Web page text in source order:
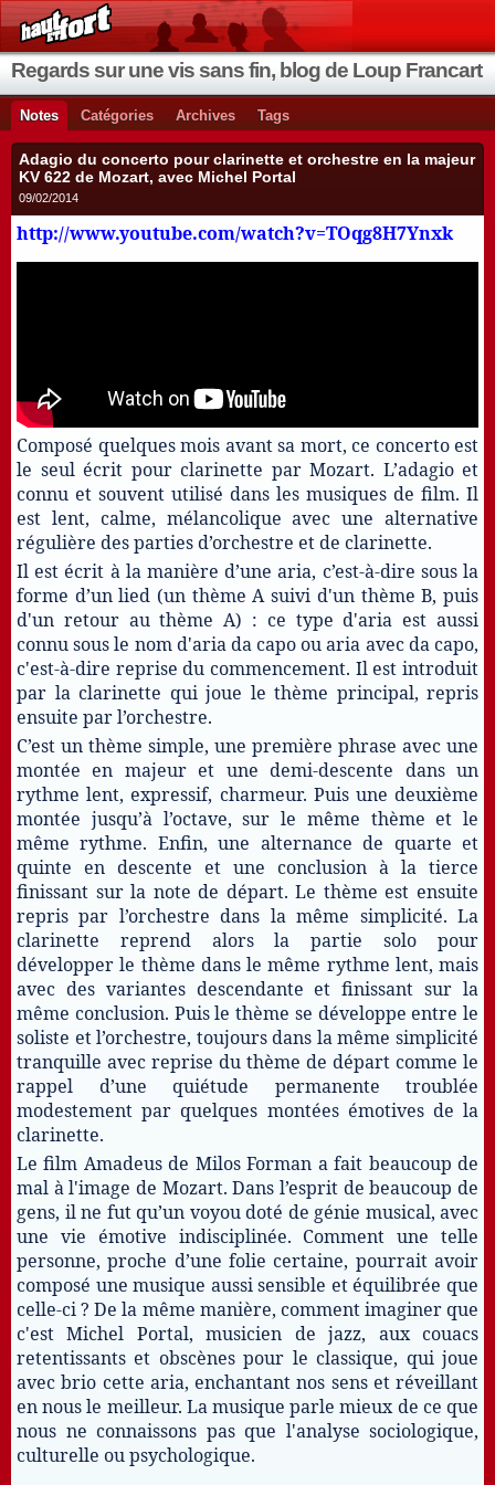
Regards sur une vis sans fin, blog de Loup Francart
Notes Catégories Archives Tags
Adagio du concerto pour clarinette et orchestre en la majeur
KV 622 de Mozart, avec Michel Portal
09/02/2014
http://www.youtube.com/watch?v=TOqg8H7Ynxk
Composé quelques mois avant sa mort, ce concerto est
le seul écrit pour clarinette par Mozart. L’adagio et
connu et souvent utilisé dans les musiques de film. Il
est lent, calme, mélancolique avec une alternative
régulière des parties d’orchestre et de clarinette.
Il est écrit à la manière d’une aria, c’est-à-dire sous la
forme d’un lied (un thème A suivi d'un thème B, puis
d'un retour au thème A) : ce type d'aria est aussi
connu sous le nom d'aria da capo ou aria avec da capo,
c'est-à-dire reprise du commencement. Il est introduit
par la clarinette qui joue le thème principal, repris
ensuite par l’orchestre.
C’est un thème simple, une première phrase avec une
montée en majeur et une demi-descente dans un
rythme lent, expressif, charmeur. Puis une deuxième
montée jusqu’à l’octave, sur le même thème et le
même rythme. Enfin, une alternance de quarte et
quinte en descente et une conclusion à la tierce
finissant sur la note de départ. Le thème est ensuite
repris par l’orchestre dans la même simplicité. La
clarinette reprend alors la partie solo pour
développer le thème dans le même rythme lent, mais
avec des variantes descendante et finissant sur la
même conclusion. Puis le thème se développe entre le
soliste et l’orchestre, toujours dans la même simplicité
tranquille avec reprise du thème de départ comme le
rappel d’une quiétude permanente troublée
modestement par quelques montées émotives de la
clarinette.
Le film Amadeus de Milos Forman a fait beaucoup de
mal à l'image de Mozart. Dans l’esprit de beaucoup de
gens, il ne fut qu’un voyou doté de génie musical, avec
une vie émotive indisciplinée. Comment une telle
personne, proche d’une folie certaine, pourrait avoir
composé une musique aussi sensible et équilibrée que
celle-ci ? De la même manière, comment imaginer que
c'est Michel Portal, musicien de jazz, aux couacs
retentissants et obscènes pour le classique, qui joue
avec brio cette aria, enchantant nos sens et réveillant
en nous le meilleur. La musique parle mieux de ce que
nous ne connaissons pas que l'analyse sociologique,
culturelle ou psychologique.